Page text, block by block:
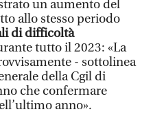
un aumento del
allo stesso periodo
di difficoltà
tutto il 2023: «La
- sottolinea
della Cgil di
che confermare
anno».